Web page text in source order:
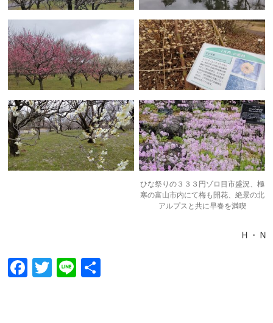
ひな祭りの３３３円ゾロ目市盛況、極
寒の富山市内にて梅も開花、絶景の北
アルプスと共に早春を満喫
Ｈ・Ｎ
F T Li 共